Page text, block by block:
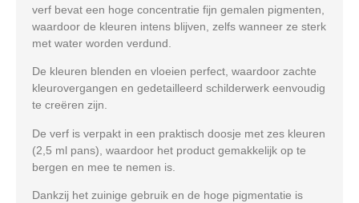
verf bevat een hoge concentratie fijn gemalen pigmenten
waardoor de kleuren intens blijven, zelfs wanneer ze sterk
met water worden verdund.
De kleuren blenden en vloeien perfect, waardoor zachte
kleurovergangen en gedetailleerd schilderwerk eenvoudig
te creëren zijn.
De verf is verpakt in een praktisch doosje met zes kleuren
(2,5 ml pans) , waardoor het product gemakkelijk op te
bergen en mee te nemen is.
Dankzij het zuinige gebruik en de hoge pigmentatie is